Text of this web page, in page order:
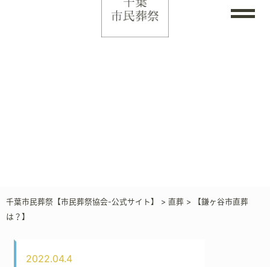
千葉市民葬祭【市民葬祭協会-公式サイト】 > 直葬 >
【鎌ヶ谷市直葬
は？】
2022.04.4